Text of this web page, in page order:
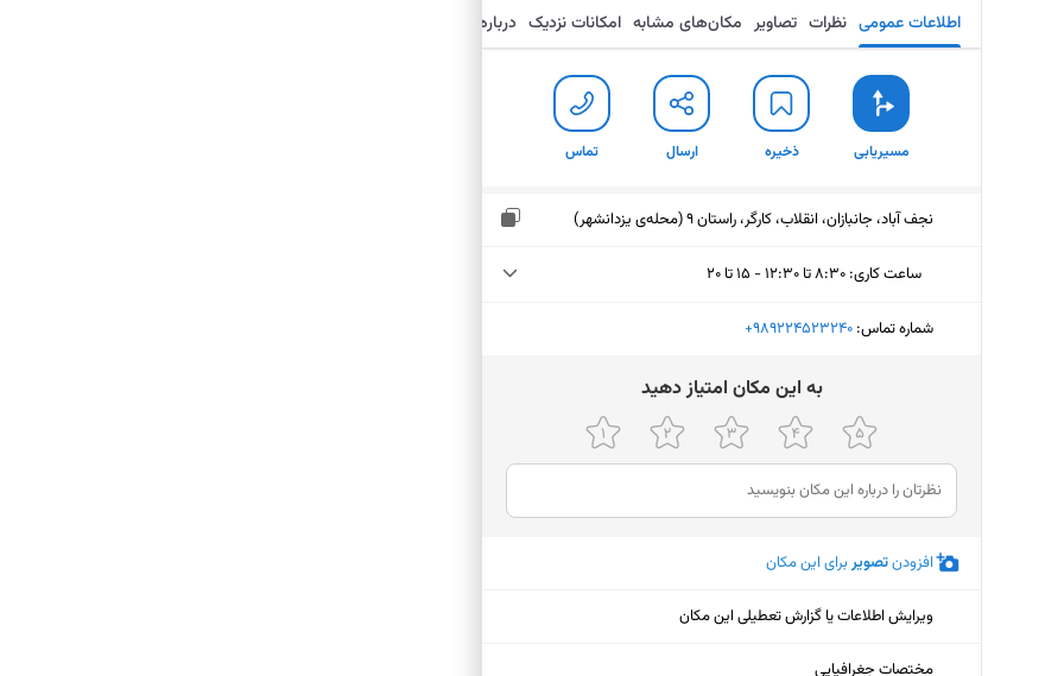
اطلاعات عمومی نظرات تصاویر مکان‌های مشابه امکانات نزدیک درباره
مسیریابی ذخیره ارسال تماس
نجف آباد، جانبازان، انقلاب، کارگر، راستان 9 (محله‌ی یزدانشهر)
ساعت کاری: ۸:۳۰ تا ۱۲:۳۰ - ۱۵ تا ۲۰
یکشنبه (امروز)
۸:۳۰ تا ۱۲:۳۰ - ۱۵ تا ۲۰
چهارشنبه
۸:۳۰ تا ۱۲:۳۰ - ۱۵ تا ۲۰
پنجشنبه
۸:۳۰ تا ۱۲:۳۰ - ۱۵ تا ۲۰
جمعه
شنبه
شماره تماس: ‎+989224523240
ﺑﻪ اﯾﻦ ﻣﮑﺎن اﻣﺘﯿﺎز دﻫﯿﺪ
افزودنتصویربرای این مکان
ویرایش اطلاعات یا گزارش تعطیلی این مکان
مختصات جغرافیایی